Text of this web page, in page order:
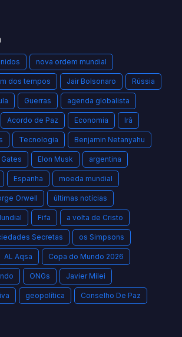
nova ordem mundial
dos tempos Jair Bolsonaro Rússia
Guerras agenda globalista
Acordo de Paz Economia Irã
Tecnologia Benjamin Netanyahu
Elon Musk argentina
Espanha moeda mundial
Orwell últimas notícias
Fifa a volta de Cristo
Secretas os Simpsons
AL Aqsa Copa do Mundo 2026
ONGs Javier Milei
geopolítica Conselho De Paz